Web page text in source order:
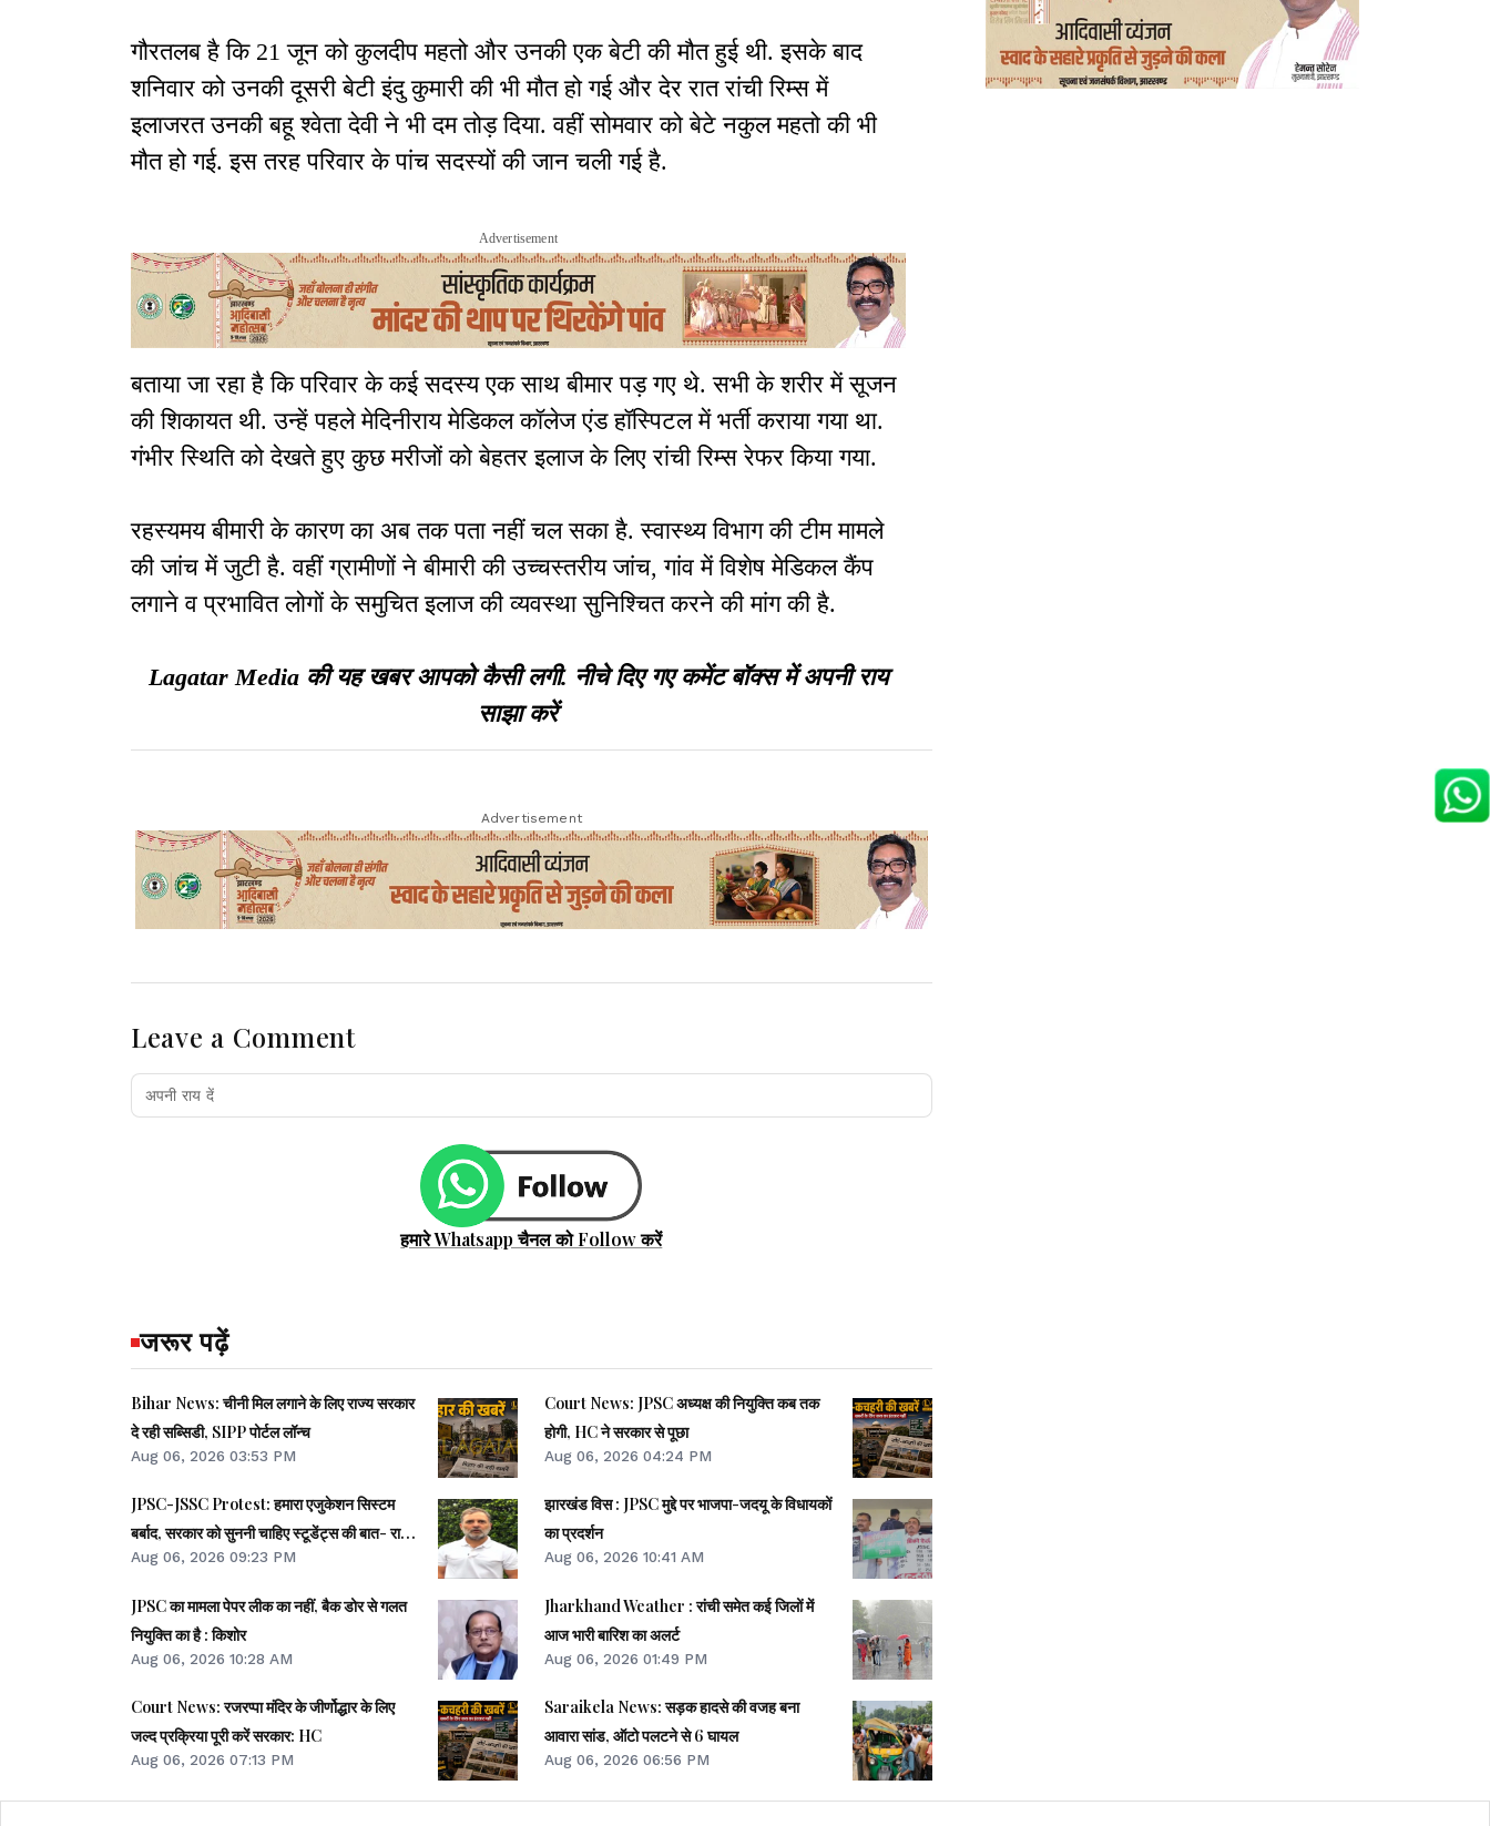
गौरतलब है कि 21 जून को कुलदीप महतो और उनकी एक बेटी की मौत हुई थी. इसके बाद
शनिवार को उनकी दूसरी बेटी इंदु कुमारी की भी मौत हो गई और देर रात रांची रिम्स में
इलाजरत उनकी बहू श्वेता देवी ने भी दम तोड़ दिया. वहीं सोमवार को बेटे नकुल महतो की भी
मौत हो गई. इस तरह परिवार के पांच सदस्यों की जान चली गई है.
Advertisement
बताया जा रहा है कि परिवार के कई सदस्य एक साथ बीमार पड़ गए थे. सभी के शरीर में सूजन
की शिकायत थी. उन्हें पहले मेदिनीराय मेडिकल कॉलेज एंड हॉस्पिटल में भर्ती कराया गया था.
गंभीर स्थिति को देखते हुए कुछ मरीजों को बेहतर इलाज के लिए रांची रिम्स रेफर किया गया.
रहस्यमय बीमारी के कारण का अब तक पता नहीं चल सका है. स्वास्थ्य विभाग की टीम मामले
की जांच में जुटी है. वहीं ग्रामीणों ने बीमारी की उच्चस्तरीय जांच, गांव में विशेष मेडिकल कैंप
लगाने व प्रभावित लोगों के समुचित इलाज की व्यवस्था सुनिश्चित करने की मांग की है.
Lagatar Media की यह खबर आपको कैसी लगी. नीचे दिए गए कमेंट बॉक्स में अपनी राय
साझा करें
Advertisement
Leave a Comment
हमारे Whatsapp चैनल को Follow करें
जरूर पढ़ें
Bihar News: चीनी मिल लगाने के लिए राज्य सरकार
दे रही सब्सिडी, SIPP पोर्टल लॉन्च
Aug 06, 2026 03:53 PM
JPSC-JSSC Protest: हमारा एजुकेशन सिस्टम
बर्बाद, सरकार को सुननी चाहिए स्टूडेंट्स की बात- राहुल
गांधी
Aug 06, 2026 09:23 PM
JPSC का मामला पेपर लीक का नहीं, बैक डोर से गलत
नियुक्ति का है : किशोर
Aug 06, 2026 10:28 AM
Court News: रजरप्पा मंदिर के जीर्णोद्धार के लिए
जल्द प्रक्रिया पूरी करें सरकार: HC
Aug 06, 2026 07:13 PM
Court News: JPSC अध्यक्ष की नियुक्ति कब तक
होगी, HC ने सरकार से पूछा
Aug 06, 2026 04:24 PM
झारखंड विस : JPSC मुद्दे पर भाजपा-जदयू के विधायकों
का प्रदर्शन
Aug 06, 2026 10:41 AM
Jharkhand Weather : रांची समेत कई जिलों में
आज भारी बारिश का अलर्ट
Aug 06, 2026 01:49 PM
Saraikela News: सड़क हादसे की वजह बना
आवारा सांड, ऑटो पलटने से 6 घायल
Aug 06, 2026 06:56 PM